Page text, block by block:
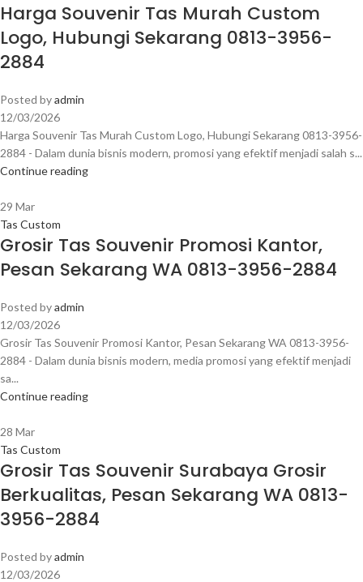
Harga Souvenir Tas Murah Custom
Logo, Hubungi Sekarang 0813-3956-
2884
Posted byadmin
12/03/2026
Harga Souvenir Tas Murah Custom Logo, Hubungi Sekarang 0813-3956-
2884 - Dalam dunia bisnis modern, promosi yang efektif menjadi salah s...
Continue reading
29 Mar
Tas Custom
Grosir Tas Souvenir Promosi Kantor,
Pesan Sekarang WA 0813-3956-2884
Posted byadmin
12/03/2026
Grosir Tas Souvenir Promosi Kantor, Pesan Sekarang WA 0813-3956-
2884 - Dalam dunia bisnis modern, media promosi yang efektif menjadi
sa...
Continue reading
28 Mar
Tas Custom
Grosir Tas Souvenir Surabaya Grosir
Berkualitas, Pesan Sekarang WA 0813-
3956-2884
Posted byadmin
12/03/2026